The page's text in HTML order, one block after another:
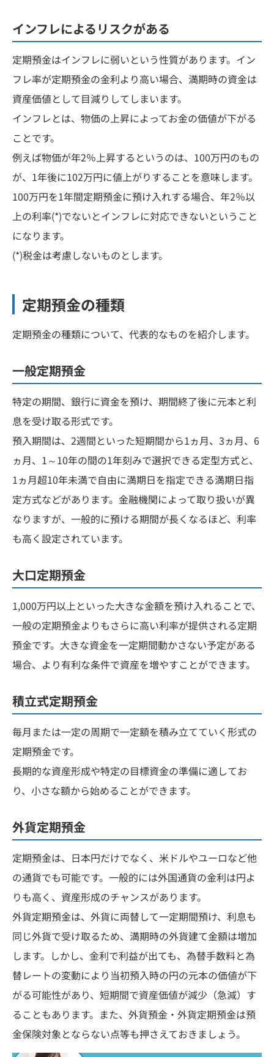
インフレによるリスクがある
定期預金はインフレに弱いという性質があります。イン
フレ率が定期預金の金利より高い場合、満期時の資金は
資産価値として目減りしてしまいます。
インフレとは、物価の上昇によってお金の価値が下がる
ことです。
例えば物価が年2％上昇するというのは、100万円のもの
が、1年後に102万円に値上がりすることを意味します。
100万円を1年間定期預金に預け入れする場合、年2％以
上の利率(*)でないとインフレに対応できないということ
になります。
(*)税金は考慮しないものとします。
定期預金の種類
定期預金の種類について、代表的なものを紹介します。
一般定期預金
特定の期間、銀行に資金を預け、期間終了後に元本と利
息を受け取る形式です。
預入期間は、2週間といった短期間から1ヵ月、3ヵ月、6
ヵ月、1～10年の間の1年刻みで選択できる定型方式と、
1ヵ月超10年未満で自由に満期日を指定できる満期日指
定方式などがあります。金融機関によって取り扱いが異
なりますが、一般的に預ける期間が長くなるほど、利率
も高く設定されています。
大口定期預金
1,000万円以上といった大きな金額を預け入れることで、
一般の定期預金よりもさらに高い利率が提供される定期
預金です。大きな資金を一定期間動かさない予定がある
場合、より有利な条件で資産を増やすことができます。
積立式定期預金
毎月または一定の周期で一定額を積み立てていく形式の
定期預金です。
長期的な資産形成や特定の目標資金の準備に適してお
り、小さな額から始めることができます。
外貨定期預金
定期預金は、日本円だけでなく、米ドルやユーロなど他
の通貨でも可能です。一般的には外国通貨の金利は円よ
りも高く、資産形成のチャンスがあります。
外貨定期預金は、外貨に両替して一定期間預け、利息も
同じ外貨で受け取るため、満期時の外貨建て金額は増加
します。しかし、金利で利益が出ても、為替手数料と為
替レートの変動により当初預入時の円の元本の価値が下
がる可能性があり、短期間で資産価値が減少（急減）す
ることもあります。また、外貨預金・外貨定期預金は預
金保険対象とならない点等も押さえておきましょう。